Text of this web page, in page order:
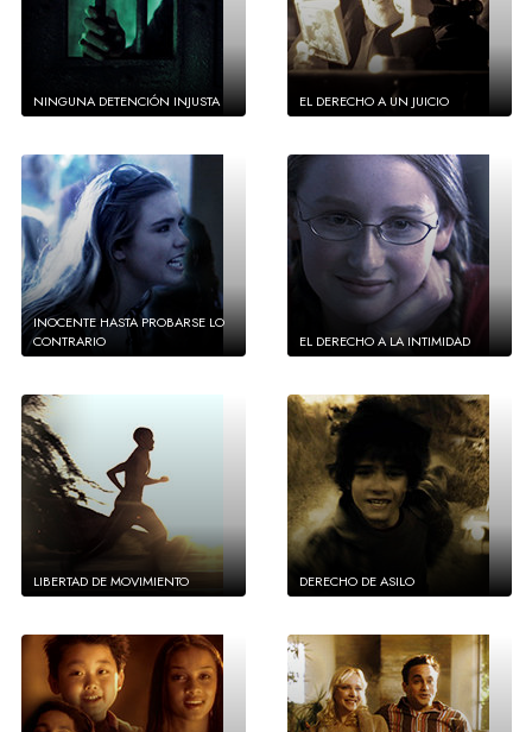
NINGUNA DETENCIÓN INJUSTA EL DERECHO A UN JUICIO
INOCENTE HASTA PROBARSE LO
CONTRARIO
EL DERECHO A LA INTIMIDAD
LIBERTAD DE MOVIMIENTO DERECHO DE ASILO